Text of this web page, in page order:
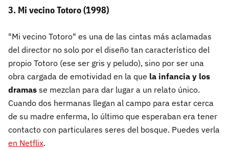
3. Mi vecino Totoro (1998)
"Mi vecino Totoro" es una de las cintas más aclamadas
del director no solo por el diseño tan característico del
propio Totoro (ese ser gris y peludo), sino por ser una
obra cargada de emotividad en la que la infancia y los
dramas se mezclan para dar lugar a un relato único.
Cuando dos hermanas llegan al campo para estar cerca
de su madre enferma, lo último que esperaban era tener
contacto con particulares seres del bosque. Puedes verla
en Netflix.